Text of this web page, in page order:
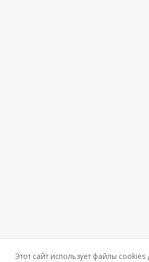
Этот сайт использует файлы